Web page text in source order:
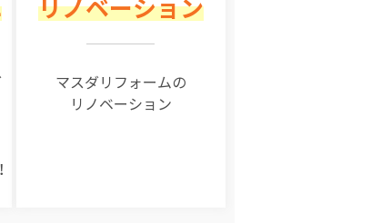
リノベーション
マスダリフォームの
リノベーション